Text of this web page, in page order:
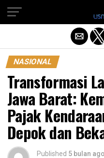
NASIONAL
Transformasi
Jawa Barat:
Pajak
Depok dan
Published 5 bulan ago
Exit